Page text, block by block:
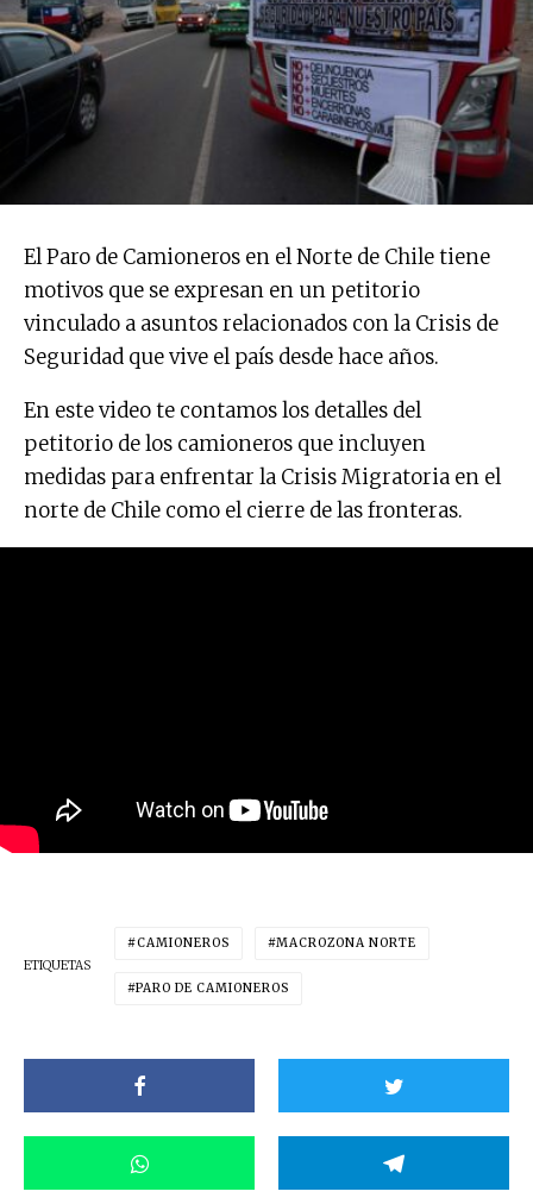
El Paro de Camioneros en el Norte de Chile tiene
motivos que se expresan en un petitorio
vinculado a asuntos relacionados con la Crisis de
Seguridad que vive el país desde hace años.
En este video te contamos los detalles del
petitorio de los camioneros que incluyen
medidas para enfrentar la Crisis Migratoria en el
norte de Chile como el cierre de las fronteras.
ETIQUETAS
CAMIONEROS MACROZONA NORTE
PARO DE CAMIONEROS